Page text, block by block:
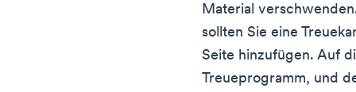
Material
sollten Sie eine
Seite hinzufügen. Auf
Treueprogramm, und